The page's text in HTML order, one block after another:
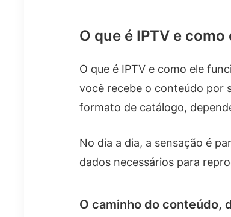
O que é IPTV e
O que é IPTV e como ele
você recebe o conteúdo por
formato de catálogo,
No dia a dia, a sensação é
dados necessários para
O caminho do conteúdo,